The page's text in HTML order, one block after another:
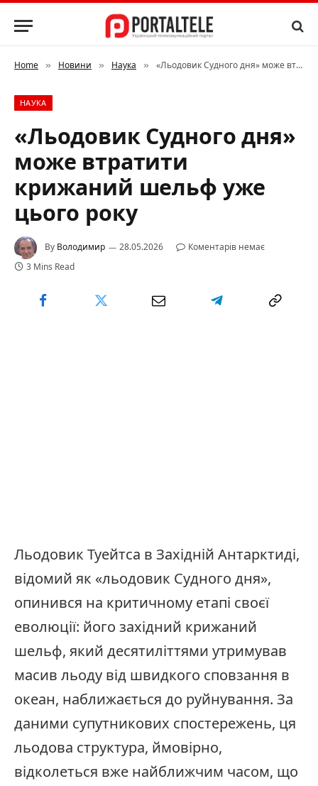
Home » Новини » Наука » «Льодовик Судного дня» може втратити крижаний шельф уже цього року
НАУКА
«Льодовик Судного дня»
може втратити
крижаний шельф уже
цього року
By Володимир 28.05.2026
Коментарів немає
3 Mins Read
Льодовик Туейтса в Західній Антарктиді,
відомий як «льодовик Судного дня»,
опинився на критичному етапі своєї
еволюції: його західний крижаний
шельф, який десятиліттями утримував
масив льоду від швидкого сповзання в
океан, наближається до руйнування. За
даними супутникових спостережень, ця
льодова структура, ймовірно,
відколеться вже найближчим часом, що